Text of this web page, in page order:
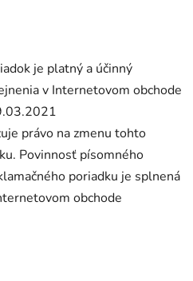
je platný a účinný
v Internetovom obchode
právo na zmenu tohto
Povinnosť písomného
poriadku je splnená
obchode